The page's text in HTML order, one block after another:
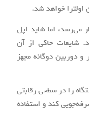
اولترا خواهد شد.
می‌رسد، اما شاید اپل
شایعات حاکی از آن
بزرگ‌تر و دوربین دوگانه مجهز
را در سطحی رقابتی
کند و استفاده